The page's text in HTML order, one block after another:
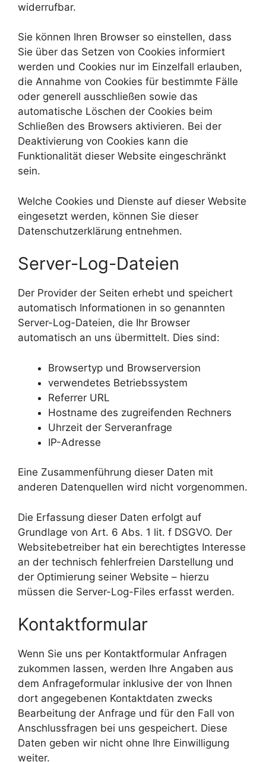
widerrufbar.
Sie können Ihren Browser so einstellen, dass
Sie über das Setzen von Cookies informiert
werden und Cookies nur im Einzelfall erlauben,
die Annahme von Cookies für bestimmte Fälle
oder generell ausschließen sowie das
automatische Löschen der Cookies beim
Schließen des Browsers aktivieren. Bei der
Deaktivierung von Cookies kann die
Funktionalität dieser Website eingeschränkt
sein.
Welche Cookies und Dienste auf dieser Website
eingesetzt werden, können Sie dieser
Datenschutzerklärung entnehmen.
Server-Log-Dateien
Der Provider der Seiten erhebt und speichert
automatisch Informationen in so genannten
Server-Log-Dateien, die Ihr Browser
automatisch an uns übermittelt. Dies sind:
Browsertyp und Browserversion
verwendetes Betriebssystem
Referrer URL
Hostname des zugreifenden Rechners
Uhrzeit der Serveranfrage
IP-Adresse
Eine Zusammenführung dieser Daten mit
anderen Datenquellen wird nicht vorgenommen.
Die Erfassung dieser Daten erfolgt auf
Grundlage von Art. 6 Abs. 1 lit. f DSGVO. Der
Websitebetreiber hat ein berechtigtes Interesse
an der technisch fehlerfreien Darstellung und
der Optimierung seiner Website – hierzu
müssen die Server-Log-Files erfasst werden.
Kontaktformular
Wenn Sie uns per Kontaktformular Anfragen
zukommen lassen, werden Ihre Angaben aus
dem Anfrageformular inklusive der von Ihnen
dort angegebenen Kontaktdaten zwecks
Bearbeitung der Anfrage und für den Fall von
Anschlussfragen bei uns gespeichert. Diese
Daten geben wir nicht ohne Ihre Einwilligung
weiter.